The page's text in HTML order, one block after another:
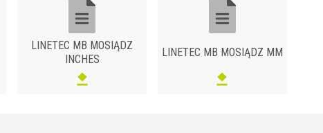
LINETEC MB MOSIĄDZ
INCHES
LINETEC MB MOSIĄDZ MM